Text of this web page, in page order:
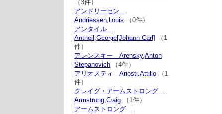
（3件）
アンドリーセン
Andriessen,Louis （0件）
アンタイル
Antheil,George[Johann Carl]
（1
件）
アレンスキー Arensky,Anton
Stepanovich （4件）
アリオスティ Ariosti,Attilio （1
件）
クレイグ・アームストロング
Armstrong,Craig （1件）
アームストロング